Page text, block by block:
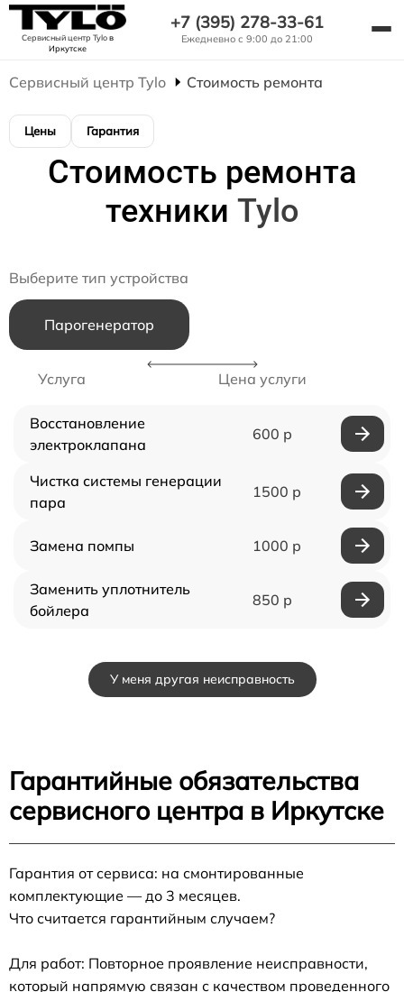
Сервисный центр Tyloв
Иркутске
+7 (395) 278-33-61
Ежедневно с 9:00 до 21:00
Сервисный центр Tylo Стоимость ремонта
Цены Гарантия
Стоимость ремонта
техники Tylo
Выберите тип устройства
Парогенератор
Услуга Цена услуги
Восстановление
электроклапана
600 р
Чистка системы генерации
пара
1500 р
Замена помпы 1000 р
Заменить уплотнитель
бойлера
850 р
У меня другая неисправность
Гарантийные обязательства
сервисного центра в Иркутске
Гарантия от сервиса: на смонтированные
комплектующие — до 3 месяцев.
Что считается гарантийным случаем?
Для работ: Повторное проявление неисправности,
который напрямую связан с качеством проведенного